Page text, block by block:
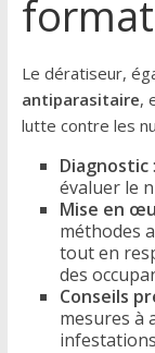
Le dératiseur,
antiparasitaire,
lutte contre les
Diagnostic
évaluer le
Mise en
méthodes
tout en
des
Conseils
mesures à